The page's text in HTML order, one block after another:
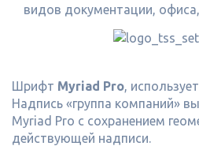
видов документации,
Шрифт Myriad Pro,
Надпись «группа компаний»
Myriad Pro с сохранением
действующей надписи.